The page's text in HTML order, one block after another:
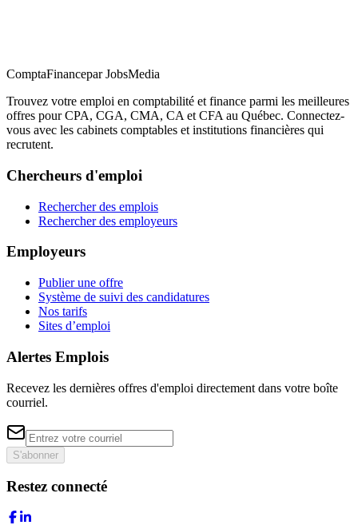
ComptaFinancepar JobsMedia
Trouvez votre emploi en comptabilité et finance parmi les meilleures
offres pour CPA, CGA, CMA, CA et CFA au Québec. Connectez-
vous avec les cabinets comptables et institutions financières qui
recrutent.
Chercheurs d'emploi
Rechercher des emplois
Rechercher des employeurs
Employeurs
Publier une offre
Système de suivi des candidatures
Nos tarifs
Sites d’emploi
Alertes Emplois
Recevez les dernières offres d'emploi directement dans votre boîte
courriel.
S'abonner
Restez connecté